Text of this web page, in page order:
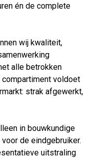
én de complete
wij kwaliteit,
alle betrokken
voldoet
strak afgewerkt,
in bouwkundige
de eindgebruiker.
uitstraling